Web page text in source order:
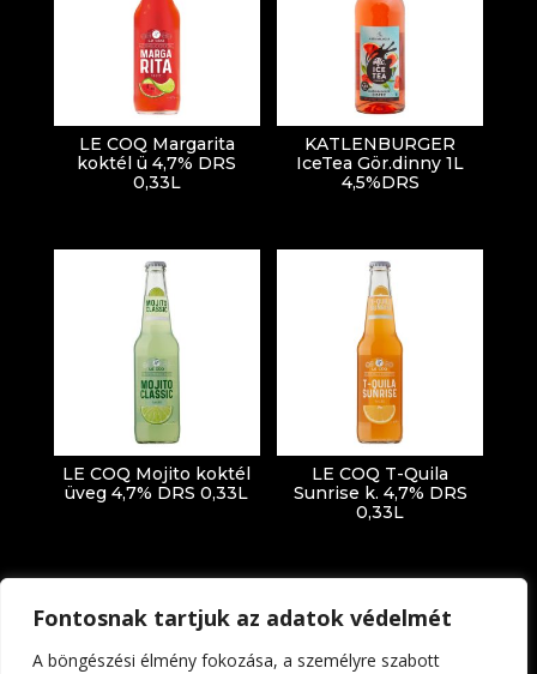
Fontosnak tartjuk az adatok védelmét
A böngészési élmény fokozása, a személyre szabott
LE COQ Margarita
koktél ü 4,7% DRS
0,33L
KATLENBURGER
IceTea Gör.dinny 1L
4,5%DRS
LE COQ Mojito koktél
üveg 4,7% DRS 0,33L
LE COQ T-Quila
Sunrise k. 4,7% DRS
0,33L